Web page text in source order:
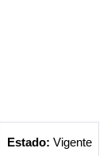
Estado: Vigente